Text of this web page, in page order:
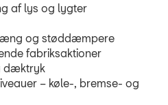
af lys og lygter
og støddæmpere
fabriksaktioner
dæktryk
– køle-, bremse- og